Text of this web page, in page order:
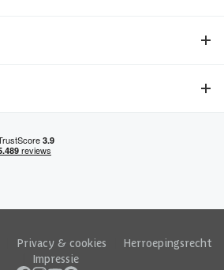
Privacy & cookies
Herroepingsrecht
Impressie